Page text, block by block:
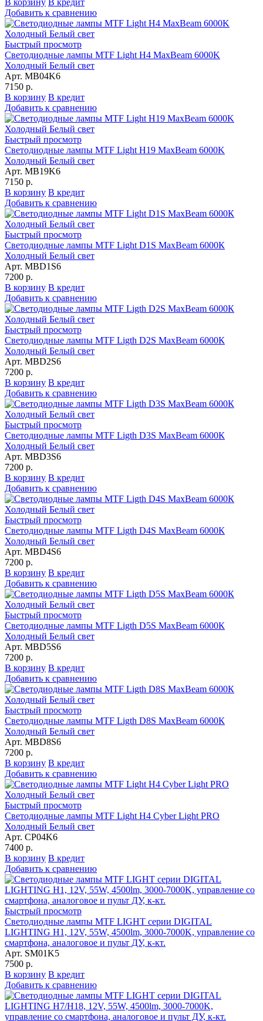
Добавить к сравнению
Быстрый просмотр
Светодиодные лампы MTF Light H4 MaxBeam 6000K
Холодный Белый свет
Арт. MB04K6
7150 р.
В корзину В кредит
Добавить к сравнению
Быстрый просмотр
Светодиодные лампы MTF Light H19 MaxBeam 6000K
Холодный Белый свет
Арт. MB19K6
7150 р.
В корзину В кредит
Добавить к сравнению
Быстрый просмотр
Светодиодные лампы MTF Light D1S MaxBeam 6000К
Холодный Белый свет
Арт. MBD1S6
7200 р.
В корзину В кредит
Добавить к сравнению
Быстрый просмотр
Светодиодные лампы MTF Ligth D2S MaxBeam 6000К
Холодный Белый свет
Арт. MBD2S6
7200 р.
В корзину В кредит
Добавить к сравнению
Быстрый просмотр
Светодиодные лампы MTF Ligth D3S MaxBeam 6000К
Холодный Белый свет
Арт. MBD3S6
7200 р.
В корзину В кредит
Добавить к сравнению
Быстрый просмотр
Светодиодные лампы MTF Ligth D4S MaxBeam 6000К
Холодный Белый свет
Арт. MBD4S6
7200 р.
В корзину В кредит
Добавить к сравнению
Быстрый просмотр
Светодиодные лампы MTF Ligth D5S MaxBeam 6000К
Холодный Белый свет
Арт. MBD5S6
7200 р.
В корзину В кредит
Добавить к сравнению
Быстрый просмотр
Светодиодные лампы MTF Ligth D8S MaxBeam 6000К
Холодный Белый свет
Арт. MBD8S6
7200 р.
В корзину В кредит
Добавить к сравнению
Быстрый просмотр
Светодиодные лампы MTF Light H4 Cyber Light PRO
Холодный Белый свет
Арт. CP04K6
7400 р.
В корзину В кредит
Добавить к сравнению
Быстрый просмотр
Светодиодные лампы MTF LIGHT серии DIGITAL
LIGHTING Н1, 12V, 55W, 4500lm, 3000-7000K, управление со
смартфона, аналоговое и пульт ДУ, к-кт.
Арт. SM01K5
7500 р.
В корзину В кредит
Добавить к сравнению